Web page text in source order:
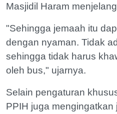
Masjidil Haram
"Sehingga jemaah itu
dengan nyaman. Tidak
sehingga tidak harus
oleh bus," ujarnya.
Selain pengaturan
PPIH juga mengingatkan